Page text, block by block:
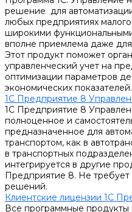
решение для
любых предприятиях
широкими
вполне приемлема даже
Этот продукт поможет
управленческий учет на
оптимизации параметров
экономических показателей.
1С Предприятие 8
1С Предприятие 8
полноценное и
предназначенное для
транспортом, как в
в транспортных
интегрируется в другие
Предприятие 8. Не требует
решений.
Клиентские лицензии 1С
Все программные продукты